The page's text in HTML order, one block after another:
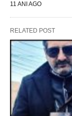
11 ANI AGO
RELATED POST